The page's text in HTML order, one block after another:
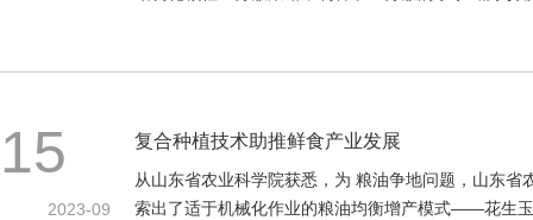
15
2023-09
复合种植技术助推鲜食产业发展
从山东省农业科学院获悉，为 粮油争地问题，山东
索出了适于机械化作业的粮油均衡增产模式——花生